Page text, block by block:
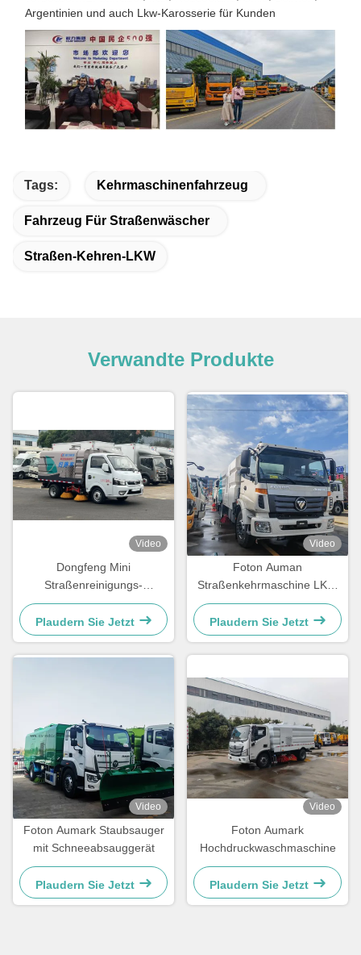
Argentinien und auch Lkw-Karosserie für Kunden
Tags: Kehrmaschinenfahrzeug
Fahrzeug Für Straßenwäscher
Straßen-Kehren-LKW
Verwandte Produkte
Video
Dongfeng Mini
Straßenreinigungs-
Kehrsaug- und
Sprühfahrzeug
Plaudern Sie Jetzt
Video
Foton Auman
Straßenkehrmaschine LKW
2-Achser Vakuum-
Straßenkehrmaschinen-LKW
Plaudern Sie Jetzt
Video
Foton Aumark Staubsauger
mit Schneeabsauggerät
Plaudern Sie Jetzt
Video
Foton Aumark
Hochdruckwaschmaschine
Plaudern Sie Jetzt